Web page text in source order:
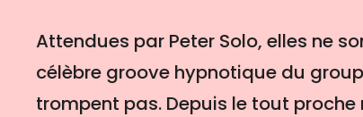
Attendues par Peter Solo, elles ne
célèbre groove hypnotique du
trompent pas. Depuis le tout proche